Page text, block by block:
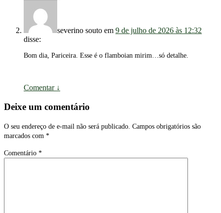
severino souto em 9 de julho de 2026 às 12:32
disse:
Bom dia, Pariceira. Esse é o flamboian mirim…só detalhe.
Comentar ↓
Deixe um comentário
O seu endereço de e-mail não será publicado. Campos obrigatórios são
marcados com *
Comentário *